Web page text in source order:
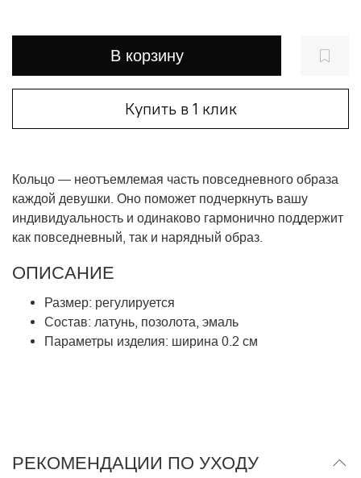
В корзину
Купить в 1 клик
Кольцо — неотъемлемая часть повседневного образа
каждой девушки. Оно поможет подчеркнуть вашу
индивидуальность и одинаково гармонично поддержит
как повседневный, так и нарядный образ.
ОПИСАНИЕ
Размер: регулируется
Состав: латунь, позолота, эмаль
Параметры изделия: ширина 0.2 см
РЕКОМЕНДАЦИИ ПО УХОДУ